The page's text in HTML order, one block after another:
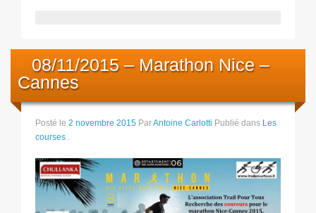
08/11/2015 – Marathon Nice –
Cannes
Posté le 2 novembre 2015 ParAntoine Carlotti Publié dans Les
courses .